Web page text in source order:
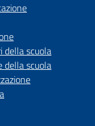
della scuola
della scuola